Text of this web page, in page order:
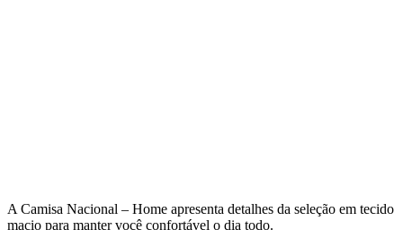
A Camisa Nacional – Home apresenta detalhes da seleção em tecido
macio para manter você confortável o dia todo.